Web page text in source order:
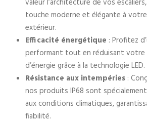
valeur l’architecture de vos
touche moderne et élégante à
extérieur.
Efficacité énergétique : Profitez
performant tout en réduisant votre
d’énergie grâce à la technologie LED.
Résistance aux intempéries :
nos produits IP68 sont
aux conditions climatiques,
fiabilité.